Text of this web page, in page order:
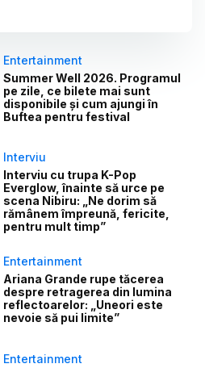
Entertainment
Summer Well 2026. Programul
pe zile, ce bilete mai sunt
disponibile și cum ajungi în
Buftea pentru festival
Interviu
Interviu cu trupa K-Pop
Everglow, înainte să urce pe
scena Nibiru: „Ne dorim să
rămânem împreună, fericite,
pentru mult timp”
Entertainment
Ariana Grande rupe tăcerea
despre retragerea din lumina
reflectoarelor: „Uneori este
nevoie să pui limite”
Entertainment